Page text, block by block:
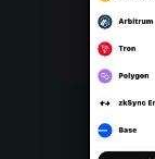
Bahasa Indonesia
Português (Brasil)